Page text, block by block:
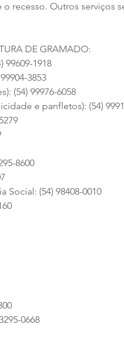
recesso. Outros serviços
DE GRAMADO:
1918
3853
(54) 99976-6058
e panfletos): (54)
8600
Social: (54) 98408-0010
0668